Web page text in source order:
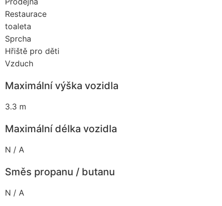
Restaurace
toaleta
Sprcha
Hřiště pro děti
Vzduch
Maximální výška vozidla
3.3 m
Maximální délka vozidla
N / A
Směs propanu / butanu
N / A